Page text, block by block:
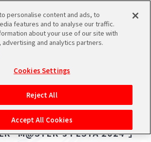
スケジュール 検索
IDで
マスター ポータルへの登録について
シリアルコード・
あいことば
ニュース
マスターシリーズ】「THE
-M@STER's FESTA 2024-」
personalise content and ads, to
features and to analyse our traffic.
about your use of our site with
advertising and analytics partners.
Cookies Settings
Reject All
Accept All Cookies